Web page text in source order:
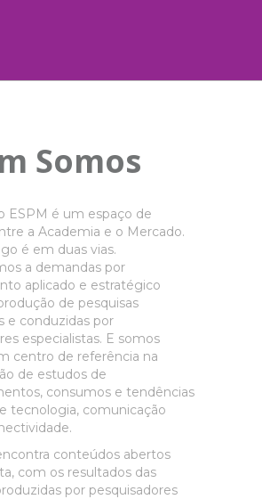
Somos
ESPM é um espaço de
a Academia e o Mercado.
é em duas vias.
a demandas por
aplicado e estratégico
de pesquisas
e conduzidas por
especialistas. E somos
centro de referência na
de estudos de
consumos e tendências
tecnologia, comunicação
conteúdos abertos
com os resultados das
por pesquisadores